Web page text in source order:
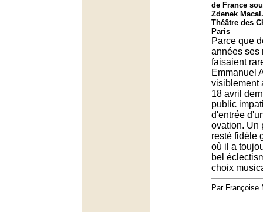
de France
Zdenek Macal.
Théâtre des
Paris
Parce que
années ses
faisaient
Emmanuel
visiblement
18 avril
public
d'entrée
ovation. Un
resté fidèle
où il a
bel
choix
Par Françoise